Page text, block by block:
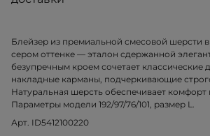
Блейзер из премиальной смесовой шерсти
сером оттенке — эталон сдержанной
безупречным кроем сочетает классические
накладные карманы, подчеркивающие
Натуральная шерсть обеспечивает комфорт
Параметры модели 192/97/76/101, размер L.
Арт. ID5412100220